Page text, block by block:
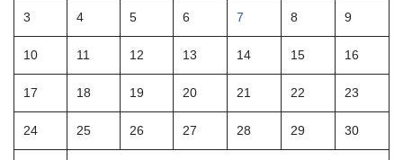
3 4 5 6 7 8 9
10 11 12 13 14 15 16
17 18 19 20 21 22 23
24 25 26 27 28 29 30